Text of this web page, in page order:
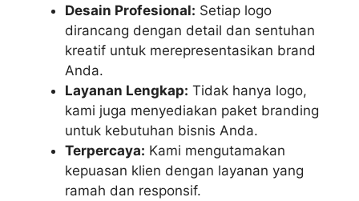
Desain Profesional: Setiap logo
dirancang dengan detail dan sentuhan
kreatif untuk merepresentasikan brand
Anda.
Layanan Lengkap: Tidak hanya logo,
kami juga menyediakan paket branding
untuk kebutuhan bisnis Anda.
Terpercaya: Kami mengutamakan
kepuasan klien dengan layanan yang
ramah dan responsif.